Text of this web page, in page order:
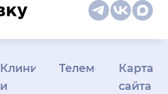
Клиникам
и
Телемедицина
Карта
сайта